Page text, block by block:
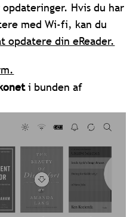
Hvis du har
med Wi-fi, kan du
opdatere din eReader.
i bunden af